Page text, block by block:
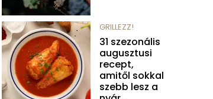
GRILLEZZ!
31 szezonális
augusztusi
recept,
amitől sokkal
szebb lesz a